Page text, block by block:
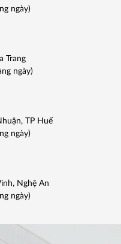
ngày)
Trang
ngày)
TP Huế
ngày)
Nghệ An
ngày)